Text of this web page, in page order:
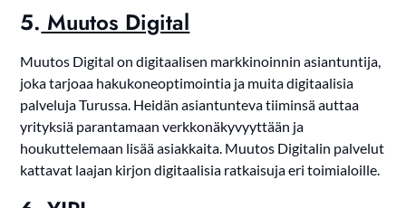
5. Muutos Digital
Muutos Digital on digitaalisen markkinoinnin asiantuntija,
joka tarjoaa hakukoneoptimointia ja muita digitaalisia
palveluja Turussa. Heidän asiantunteva tiiminsä auttaa
yrityksiä parantamaan verkkonäkyvyyttään ja
houkuttelemaan lisää asiakkaita. Muutos Digitalin palvelut
kattavat laajan kirjon digitaalisia ratkaisuja eri toimialoille.